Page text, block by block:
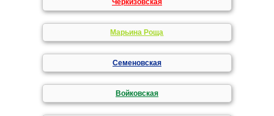
Черкизовская
Марьина Роща
Семеновская
Войковская